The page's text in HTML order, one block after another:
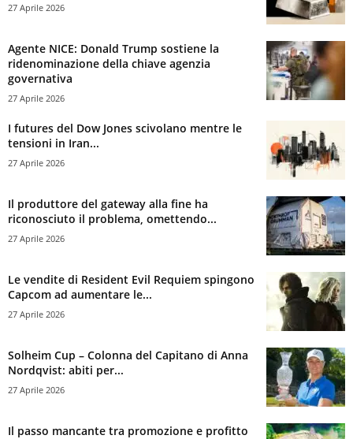
27 Aprile 2026
Agente NICE: Donald Trump sostiene la
ridenominazione della chiave agenzia
governativa
27 Aprile 2026
I futures del Dow Jones scivolano mentre le
tensioni in Iran...
27 Aprile 2026
Il produttore del gateway alla fine ha
riconosciuto il problema, omettendo...
27 Aprile 2026
Le vendite di Resident Evil Requiem spingono
Capcom ad aumentare le...
27 Aprile 2026
Solheim Cup – Colonna del Capitano di Anna
Nordqvist: abiti per...
27 Aprile 2026
Il passo mancante tra promozione e profitto